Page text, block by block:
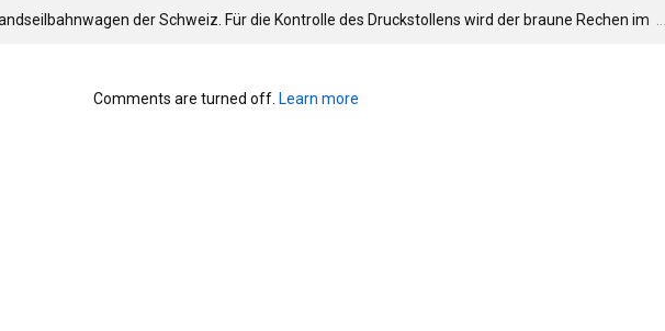
der Schweiz. Für die Kontrolle des Druckstollens wird der braune Rechen im
Comments are turned off. Learn more